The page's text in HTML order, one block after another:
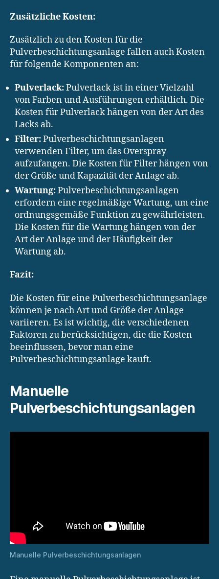
Zusätzliche Kosten:
Zusätzlich zu den Kosten für die
Pulverbeschichtungsanlage fallen auch Kosten
für folgende Komponenten an:
Pulverlack:Pulverlack ist in einer Vielzahl
von Farben und Ausführungen erhältlich. Die
Kosten für Pulverlack hängen von der Art des
Lacks ab.
Filter:Pulverbeschichtungsanlagen
verwenden Filter, um das Overspray
aufzufangen. Die Kosten für Filter hängen von
der Größe und Kapazität der Anlage ab.
Wartung:Pulverbeschichtungsanlagen
erfordern eine regelmäßige Wartung, um eine
ordnungsgemäße Funktion zu gewährleisten.
Die Kosten für die Wartung hängen von der
Art der Anlage und der Häufigkeit der
Wartung ab.
Fazit:
Die Kosten für eine Pulverbeschichtungsanlage
können je nach Art und Größe der Anlage
variieren. Es ist wichtig, die verschiedenen
Faktoren zu berücksichtigen, die die Kosten
beeinflussen, bevor man eine
Pulverbeschichtungsanlage kauft.
Manuelle
Pulverbeschichtungsanlagen
Manuelle Pulverbeschichtungsanlagen